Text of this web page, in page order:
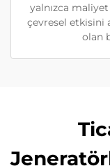
yalnızca
çevresel etkisini
olan